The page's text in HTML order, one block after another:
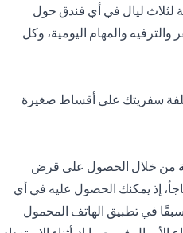
لثلاث ليال في أي فندق حول
والمهام اليومية، وكل
سفريتك على أقساط صغيرة
من خلال الحصول على قرض
إذ يمكنك الحصول عليه في أي
في تطبيق الهاتف المحمول